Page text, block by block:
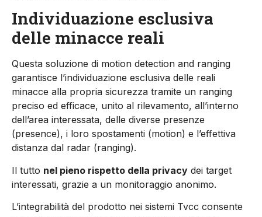
Individuazione esclusiva
delle minacce reali
Questa soluzione di motion detection and ranging
garantisce l’individuazione esclusiva delle reali
minacce alla propria sicurezza tramite un ranging
preciso ed efficace, unito al rilevamento, all’interno
dell’area interessata, delle diverse presenze
(presence), i loro spostamenti (motion) e l’effettiva
distanza dal radar (ranging).
Il tutto nel pieno rispetto della privacy dei target
interessati, grazie a un monitoraggio anonimo.
L’integrabilità del prodotto nei sistemi Tvcc consente